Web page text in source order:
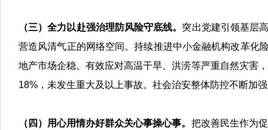
（三）全力以赴强治理防风险守底线。 突出党建引领基层
营造风清气正的网络空间。持续推进中小金融机构改革化
地产市场企稳。有效应对高温干旱、洪涝等严重自然灾害
18%，未发生重大及以上事故。社会治安整体防控不断加
（四）用心用情办好群众关心事操心事。 把改善民生作为